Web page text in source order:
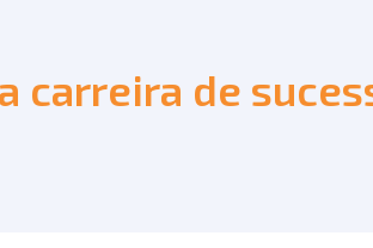
carreira de